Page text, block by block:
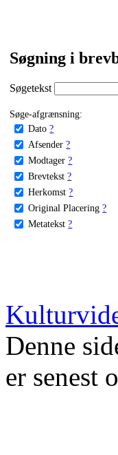
Søgning i
Søgetekst
Søge-afgrænsning:
Dato ?
Afsender ?
Modtager ?
Brevtekst ?
Herkomst ?
Original Placering ?
Metatekst ?
Denne
er senest